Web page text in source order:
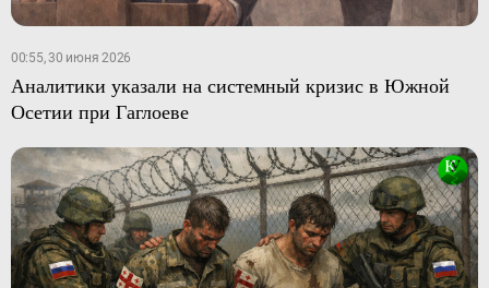
00:55, 30 июня 2026
Аналитики указали на системный кризис в Южной
Осетии при Гаглоеве